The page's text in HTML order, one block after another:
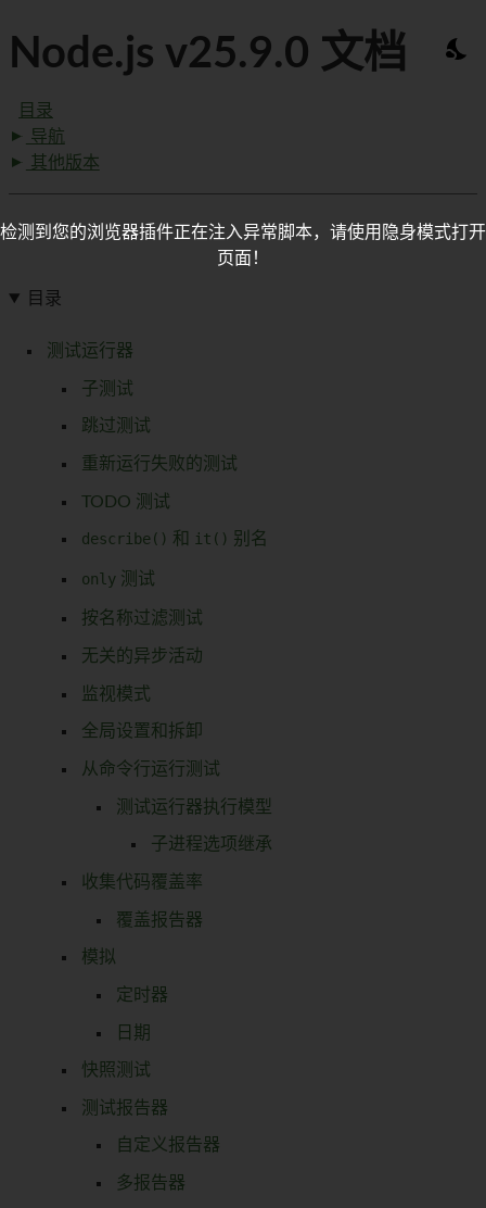
Node.js v25.9.0 文档
目录
导航
其他版本
目录
测试运行器
子测试
跳过测试
重新运行失败的测试
TODO 测试
describe() 和 it() 别名
only 测试
按名称过滤测试
无关的异步活动
监视模式
全局设置和拆卸
从命令行运行测试
测试运行器执行模型
子进程选项继承
收集代码覆盖率
覆盖报告器
模拟
定时器
日期
快照测试
测试报告器
自定义报告器
多报告器
检测到您的浏览器插件正在注入异常脚本，请使用隐身模式打开
页面！